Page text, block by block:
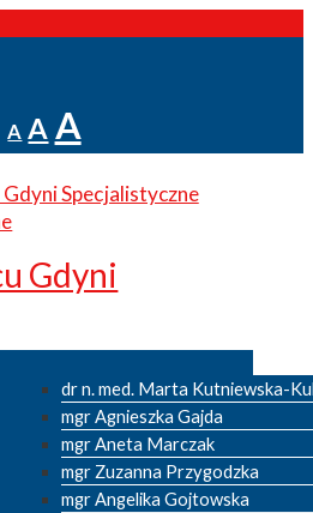
A Zmniejsz
czcionki.
A Domyślny
rozmiar
czcionki.
APowiększ
rozmiar
czcionki.
Gdyni
dr n. med. Marta Kutniewska-
mgr Agnieszka Gajda
mgr Aneta Marczak
mgr Zuzanna Przygodzka
mgr Angelika Gojtowska